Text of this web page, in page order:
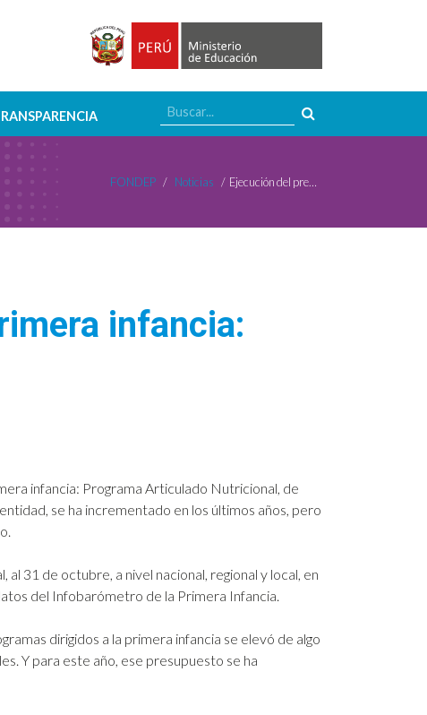
FONDEP / Noticias / Ejecución del presupuesto social para la primera infancia: ¿Cómo estamos?
infancia:
infancia: Programa Articulado Nutricional, de
se ha incrementado en los últimos años, pero
31 de octubre, a nivel nacional, regional y local, en
del Infobarómetro de la Primera Infancia.
dirigidos a la primera infancia se elevó de algo
Y para este año, ese presupuesto se ha